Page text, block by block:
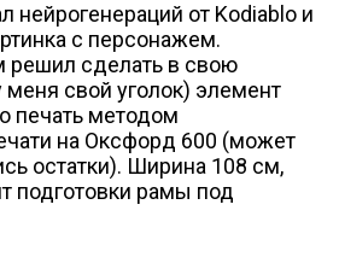
нейрогенераций от Kodiablo и
с персонажем.
решил сделать в свою
меня свой уголок) элемент
печать методом
на Оксфорд 600 (может
остатки). Ширина 108 см,
подготовки рамы под